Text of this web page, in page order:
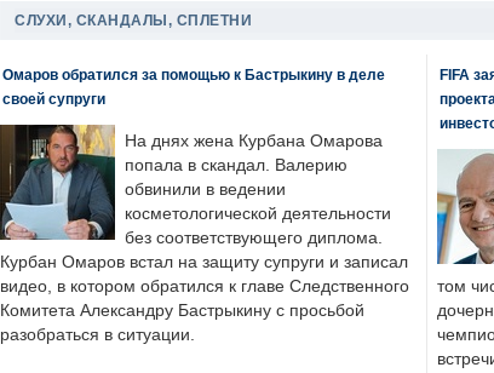
СЛУХИ, СКАНДАЛЫ, СПЛЕТНИ
Омаров обратился за помощью к Бастрыкину в деле
своей супруги
На днях жена Курбана Омарова
попала в скандал. Валерию
обвинили в ведении
косметологической деятельности
без соответствующего диплома.
Курбан Омаров встал на защиту супруги и записал
видео, в котором обратился к главе Следственного
Комитета Александру Бастрыкину с просьбой
разобраться в ситуации.
FIFA
том